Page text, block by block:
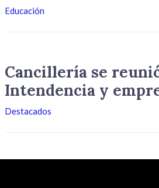
Educación
Cancillería se
Intendencia y
Destacados